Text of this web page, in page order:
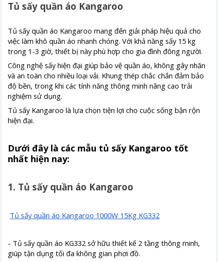
Tủ sấy quần áo Kangaroo
Tủ sấy quần áo Kangaroo mang đến giải pháp hiệu quả cho
việc làm khô quần áo nhanh chóng. Với khả năng sấy 15 kg
trong 1-3 giờ, thiết bị này phù hợp cho gia đình đông người.
Công nghệ sấy hiện đại giúp bảo vệ quần áo, không gây nhăn
và an toàn cho nhiều loại vải. Khung thép chắc chắn đảm bảo
độ bền, trong khi các tính năng thông minh nâng cao trải
nghiệm sử dụng.
Tủ sấy Kangaroo là lựa chọn tiện lợi cho cuộc sống bận rộn
hiện đại.
Dưới đây là các mẫu tủ sấy Kangaroo tốt
nhất hiện nay:
1. Tủ sấy quần áo Kangaroo
Tủ sấy quần áo Kangaroo 1000W 15Kg KG332
- Tủ sấy quần áo KG332 sở hữu thiết kế 2 tầng thông minh,
giúp tận dụng tối đa không gian phơi đồ.